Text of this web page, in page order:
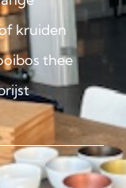
kruiden
thee